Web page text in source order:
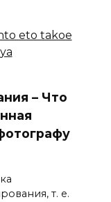
– Что
т. е.